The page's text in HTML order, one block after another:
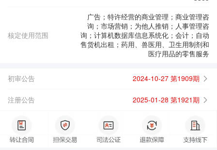
核定使用范围
广告；特许经营的商业管理；商业管理咨
询；市场营销；为他人推销；人事管理咨
询；计算机数据库信息系统化；会计；自动
售货机出租；药用、兽医用、卫生用制剂和
医疗用品的零售服务
初审公告 2024-10-27 第1909期
注册公告 2025-01-28 第1921期